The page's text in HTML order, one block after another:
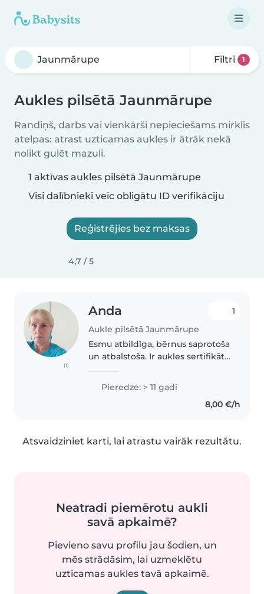
Filtri 1
Aukles pilsētā Jaunmārupe
Randiņš, darbs vai vienkārši nepieciešams mirklis
atelpas: atrast uzticamas aukles ir ātrāk nekā
nolikt gulēt mazuli.
1 aktīvas aukles pilsētā Jaunmārupe
Visi dalībnieki veic obligātu ID verifikāciju
Reģistrējies bez maksas
4,7 / 5
(1)
Anda
Aukle pilsētā Jaunmārupe
1
Esmu atbildīga, bērnus saprotoša
un atbalstoša. Ir aukles sertifikāts
Vairāk kā 25 gadu pieredze,
ģimenēs izauklēti un bērnudārza
Pieredze: > 11 gadi
8,00 €/h
Atsvaidziniet karti, lai atrastu vairāk rezultātu.
Neatradi piemērotu aukli
savā apkaimē?
Pievieno savu profilu jau šodien, un
mēs strādāsim, lai uzmeklētu
uzticamas aukles tavā apkaimē.